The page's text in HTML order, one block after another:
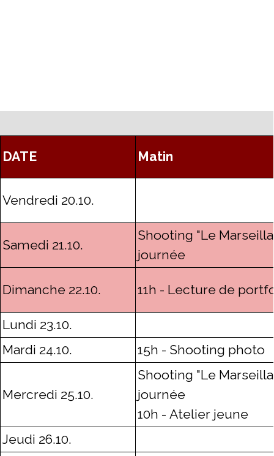
DATE Matin
Vendredi 20.10.
Samedi 21.10.
Shooting "Le
journée
Dimanche 22.10. 11h - Lecture de
Lundi 23.10.
Mardi 24.10.
15h - Shooting photo
Mercredi 25.10.
Shooting "Le
journée
10h - Atelier jeune
Jeudi 26.10.